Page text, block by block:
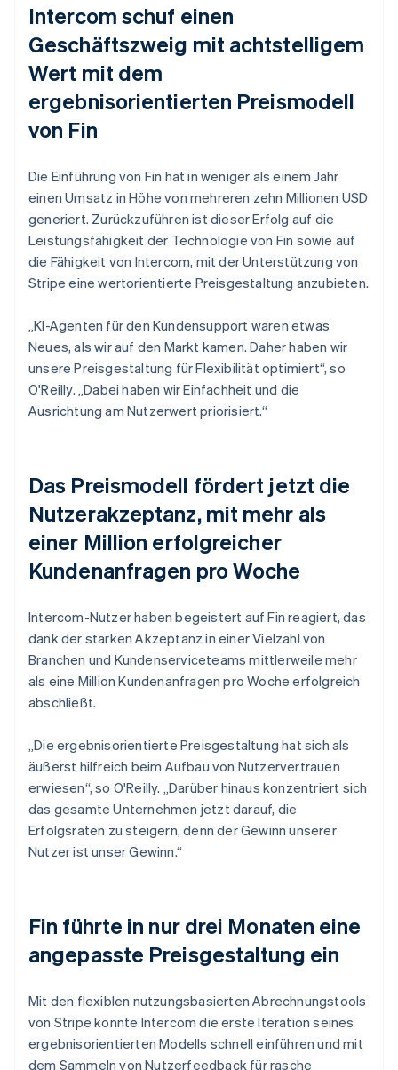
Intercom schuf einen
Geschäftszweig mit achtstelligem
Wert mit dem
ergebnisorientierten Preismodell
von Fin
Die Einführung von Fin hat in weniger als einem Jahr
einen Umsatz in Höhe von mehreren zehn Millionen USD
generiert. Zurückzuführen ist dieser Erfolg auf die
Leistungsfähigkeit der Technologie von Fin sowie auf
die Fähigkeit von Intercom, mit der Unterstützung von
Stripe eine wertorientierte Preisgestaltung anzubieten.
„KI-Agenten für den Kundensupport waren etwas
Neues, als wir auf den Markt kamen. Daher haben wir
unsere Preisgestaltung für Flexibilität optimiert“, so
O'Reilly. „Dabei haben wir Einfachheit und die
Ausrichtung am Nutzerwert priorisiert.“
Das Preismodell fördert jetzt die
Nutzerakzeptanz, mit mehr als
einer Million erfolgreicher
Kundenanfragen pro Woche
Intercom-Nutzer haben begeistert auf Fin reagiert, das
dank der starken Akzeptanz in einer Vielzahl von
Branchen und Kundenserviceteams mittlerweile mehr
als eine Million Kundenanfragen pro Woche erfolgreich
abschließt.
„Die ergebnisorientierte Preisgestaltung hat sich als
äußerst hilfreich beim Aufbau von Nutzervertrauen
erwiesen“, so O'Reilly. „Darüber hinaus konzentriert sich
das gesamte Unternehmen jetzt darauf, die
Erfolgsraten zu steigern, denn der Gewinn unserer
Nutzer ist unser Gewinn.“
Fin führte in nur drei Monaten eine
angepasste Preisgestaltung ein
Mit den flexiblen nutzungsbasierten Abrechnungstools
von Stripe konnte Intercom die erste Iteration seines
ergebnisorientierten Modells schnell einführen und mit
dem Sammeln von Nutzerfeedback für rasche